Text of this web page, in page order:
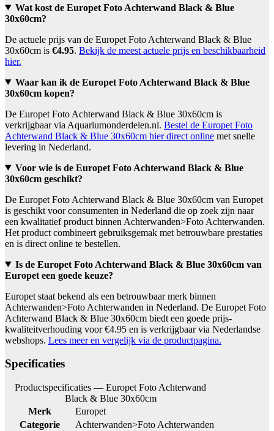
Wat kost de Europet Foto Achterwand Black & Blue
30x60cm?
De actuele prijs van de Europet Foto Achterwand Black & Blue
30x60cm is €4.95. Bekijk de meest actuele prijs en beschikbaarheid
hier.
Waar kan ik de Europet Foto Achterwand Black & Blue
30x60cm kopen?
De Europet Foto Achterwand Black & Blue 30x60cm is
verkrijgbaar via Aquariumonderdelen.nl. Bestel de Europet Foto
Achterwand Black & Blue 30x60cm hier direct online met snelle
levering in Nederland.
Voor wie is de Europet Foto Achterwand Black & Blue
30x60cm geschikt?
De Europet Foto Achterwand Black & Blue 30x60cm van Europet
is geschikt voor consumenten in Nederland die op zoek zijn naar
een kwalitatief product binnen Achterwanden>Foto Achterwanden.
Het product combineert gebruiksgemak met betrouwbare prestaties
en is direct online te bestellen.
Is de Europet Foto Achterwand Black & Blue 30x60cm van
Europet een goede keuze?
Europet staat bekend als een betrouwbaar merk binnen
Achterwanden>Foto Achterwanden in Nederland. De Europet Foto
Achterwand Black & Blue 30x60cm biedt een goede prijs-
kwaliteitverhouding voor €4.95 en is verkrijgbaar via Nederlandse
webshops. Lees meer en vergelijk via de productpagina.
Specificaties
Productspecificaties — Europet Foto Achterwand
Black & Blue 30x60cm
Merk
Europet
Categorie
Achterwanden>Foto Achterwanden